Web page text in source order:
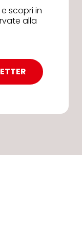
scopri in
alla